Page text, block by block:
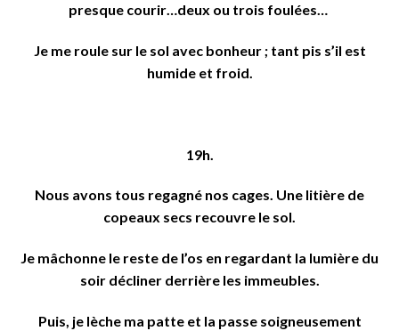
presque courir…deux ou trois foulées…
Je me roule sur le sol avec bonheur ; tant pis s’il est
humide et froid.
19h.
Nous avons tous regagné nos cages. Une litière de
copeaux secs recouvre le sol.
Je mâchonne le reste de l’os en regardant la lumière du
soir décliner derrière les immeubles.
Puis, je lèche ma patte et la passe soigneusement